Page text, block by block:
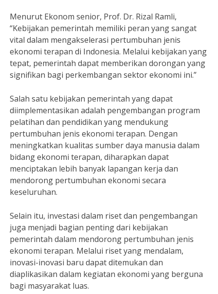
Menurut Ekonom senior, Prof. Dr. Rizal Ramli,
“Kebijakan pemerintah memiliki peran yang sangat
vital dalam mengakselerasi pertumbuhan jenis
ekonomi terapan di Indonesia. Melalui kebijakan yang
tepat, pemerintah dapat memberikan dorongan yang
signifikan bagi perkembangan sektor ekonomi ini.”
Salah satu kebijakan pemerintah yang dapat
diimplementasikan adalah pengembangan program
pelatihan dan pendidikan yang mendukung
pertumbuhan jenis ekonomi terapan. Dengan
meningkatkan kualitas sumber daya manusia dalam
bidang ekonomi terapan, diharapkan dapat
menciptakan lebih banyak lapangan kerja dan
mendorong pertumbuhan ekonomi secara
keseluruhan.
Selain itu, investasi dalam riset dan pengembangan
juga menjadi bagian penting dari kebijakan
pemerintah dalam mendorong pertumbuhan jenis
ekonomi terapan. Melalui riset yang mendalam,
inovasi-inovasi baru dapat ditemukan dan
diaplikasikan dalam kegiatan ekonomi yang berguna
bagi masyarakat luas.